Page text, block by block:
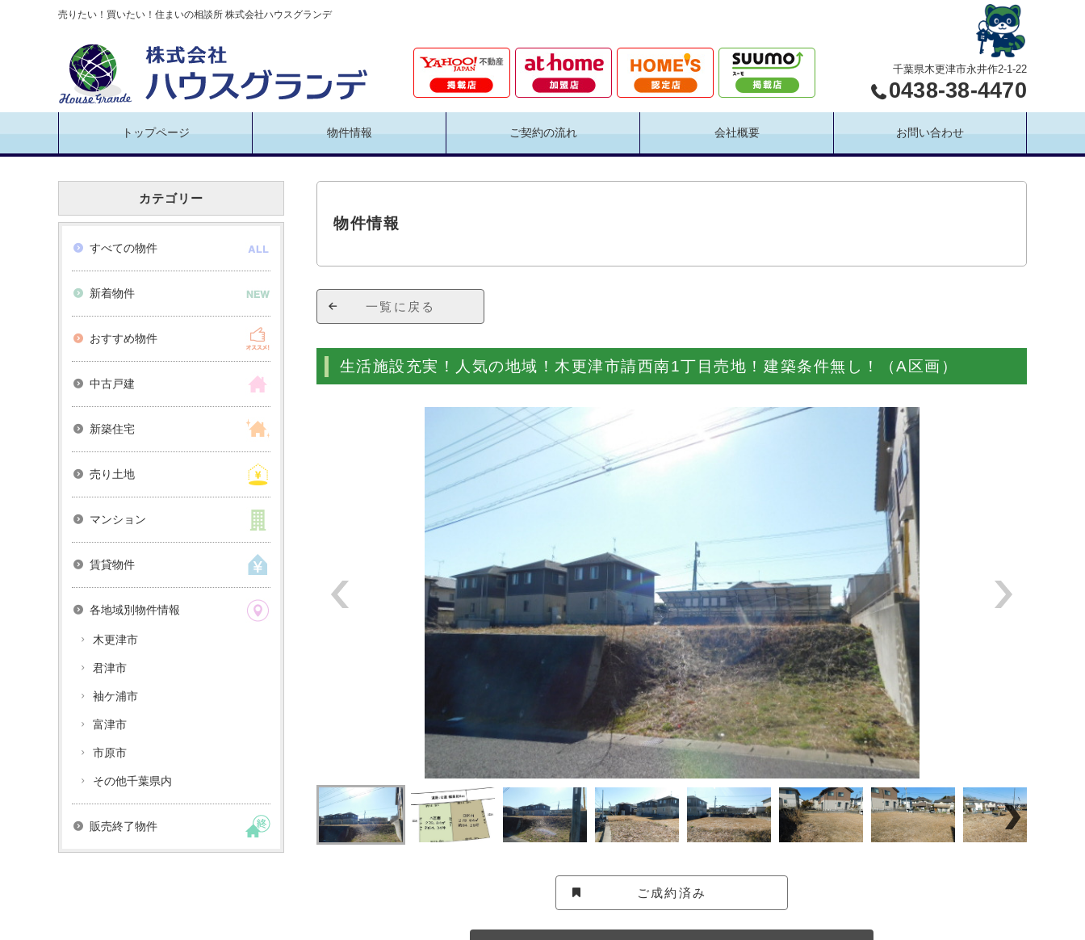
売りたい！買いたい！住まいの相談所 株式会社ハウスグランデ
千葉県木更津市永井作2-1-22
0438-38-4470
トップページ 物件情報 ご契約の流れ 会社概要 お問い合わせ
物件情報
一覧に戻る
生活施設充実！人気の地域！木更津市請西南1丁目売地！建築条件無し！（A区画）
ご成約済み
カテゴリー
すべての物件
新着物件
おすすめ物件
中古戸建
新築住宅
売り土地
マンション
賃貸物件
各地域別物件情報
木更津市
君津市
袖ケ浦市
富津市
市原市
その他千葉県内
販売終了物件